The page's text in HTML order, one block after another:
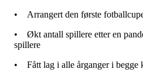
• Arrangert den første
• Økt antall spillere etter en
spillere
• Fått lag i alle årganger i begge